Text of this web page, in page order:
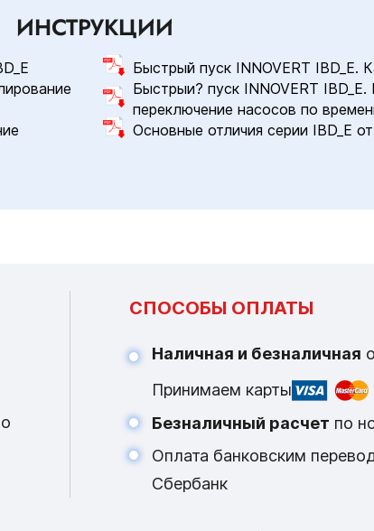
ИНСТРУКЦИИ
Быстрый пуск INNOVERT IBD_E.
Быстрыи? пуск INNOVERT
переключение насосов по
Основные отличия серии IBD_E
СПОСОБЫ ОПЛАТЫ
Наличная и безналичная
Принимаем карты
Безналичный расчет по
Оплата банковским
Сбербанк